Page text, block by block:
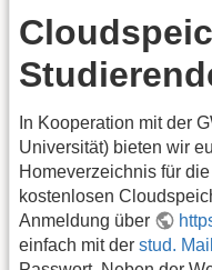
In Kooperation mit der
Universität) bieten wir
Homeverzeichnis für
kostenlosen
Anmeldung über
einfach mit der stud.